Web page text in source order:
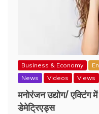
Business & Economy
News
Videos Views
मनोरंजन उद्योग/ एक्टिंग
डेमेट्रिएड्स